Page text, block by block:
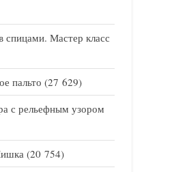
спицами. Мастер класс
пальто (27 629)
с рельефным узором
(20 754)